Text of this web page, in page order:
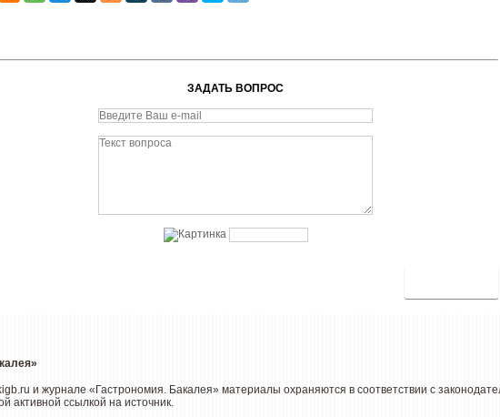
ЗАДАТЬ ВОПРОС
и журнале «Гастрономия. Бакалея» материалы охраняются в соответствии с
активной ссылкой на источник.